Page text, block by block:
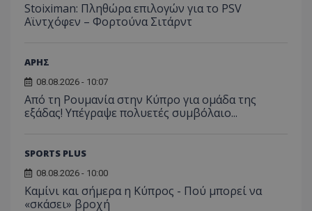
Stoiximan: Πληθώρα επιλογών για το PSV
Αϊντχόφεν – Φορτούνα Σιτάρντ
ΑΡΗΣ
08.08.2026 - 10:07
Από τη Ρουμανία στην Κύπρο για ομάδα της
εξάδας! Υπέγραψε πολυετές συμβόλαιο...
SPORTS PLUS
08.08.2026 - 10:00
Καμίνι και σήμερα η Κύπρος - Πού μπορεί να
«σκάσει» βροχή